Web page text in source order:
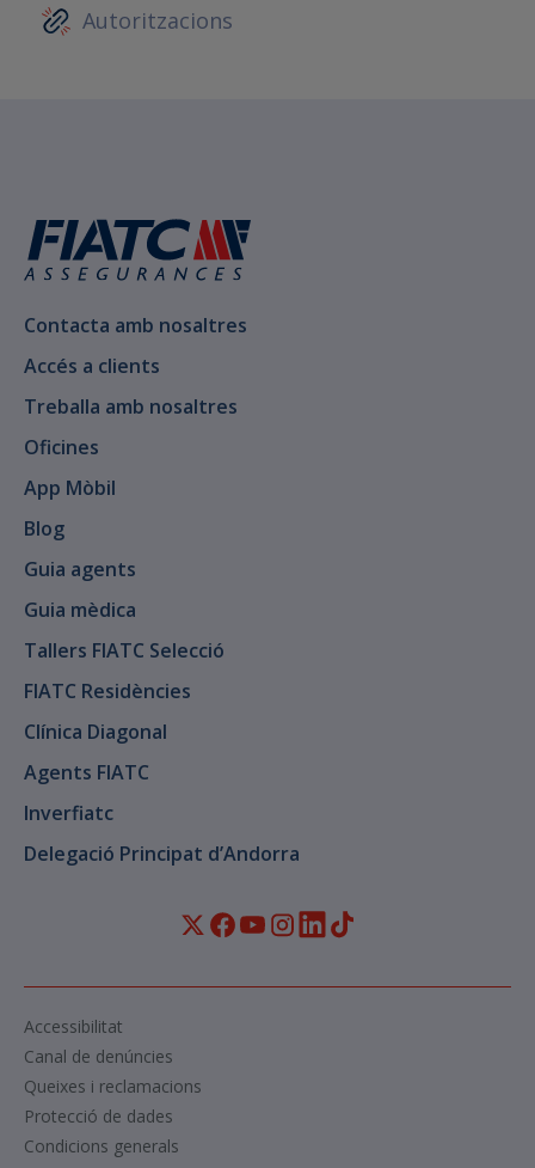
Autoritzacions
Contacta amb nosaltres
Accés a clients
Treballa amb nosaltres
Oficines
App Mòbil
Blog
Guia agents
Guia mèdica
Tallers FIATC Selecció
FIATC Residències
Clínica Diagonal
Agents FIATC
Inverfiatc
Delegació Principat d’Andorra
Condicions generals
Protecció de dades
Queixes i reclamacions
Canal de denúncies
Accessibilitat